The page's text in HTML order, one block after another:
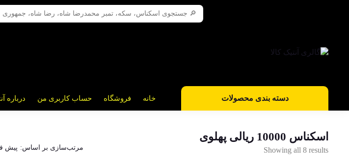
دسته بندی محصولات خانه فروشگاه حساب کاربری من درباره
اسکناس 10000 ریالی پهلوی
Showing all 8 results مرتب‌سازی بر اساس: پیش